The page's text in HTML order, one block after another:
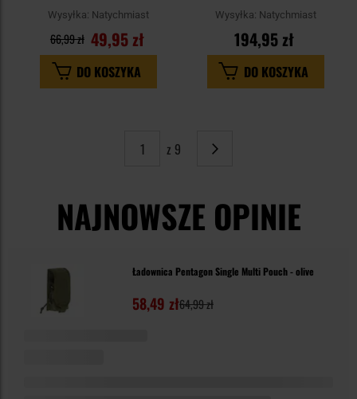
Wysyłka: Natychmiast
49,95 zł
66,99 zł
DO KOSZYKA
MultiCam
Wysyłka: Natychmiast
194,95 zł
DO KOSZYKA
z 9
Strona
Następne
NAJNOWSZE OPINIE
Ładownica Pentagon Single Multi Pouch - olive
58,49 zł64,99 zł